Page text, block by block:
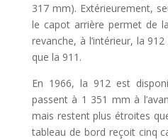
317 mm). Extérieurement,
le capot arrière permet de
revanche, à l’intérieur, la
que la 911.
En 1966, la 912 est
passent à 1 351 mm à
mais restent plus étroites
tableau de bord reçoit cinq